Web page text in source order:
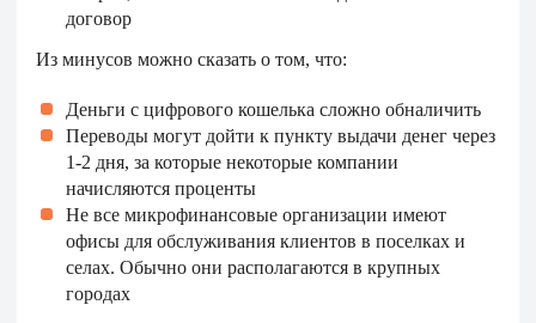
договор
Из минусов можно сказать о том, что:
Деньги с цифрового кошелька сложно обналичить
Переводы могут дойти к пункту выдачи денег через
1-2 дня, за которые некоторые компании
начисляются проценты
Не все микрофинансовые организации имеют
офисы для обслуживания клиентов в поселках и
селах. Обычно они располагаются в крупных
городах